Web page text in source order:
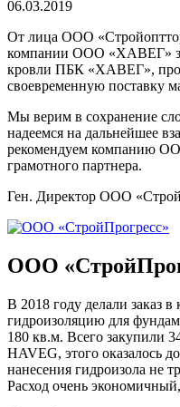
От лица ООО
компании ООО «ХАВЕГ»
кровли ПБК «ХАВЕГ»,
своевременную поставку
Мы верим в сохранение
надеемся на дальнейшее
рекомендуем компанию
грамотного партнера.
Ген. Директор ООО
ООО
В 2018 году делали заказ
гидроизоляцию для
180 кв.м. Всего закупили
HAVEG, этого оказалось
нанесения гидроизола не
Расход очень